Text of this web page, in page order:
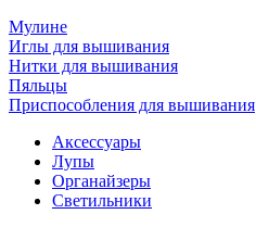
Мулине
Иглы для вышивания
Нитки для вышивания
Пяльцы
Приспособления для вышивания
Аксессуары
Лупы
Органайзеры
Светильники